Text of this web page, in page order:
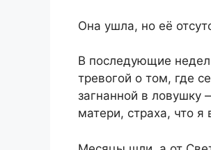
Она ушла, но её
В последующие
тревогой о том, где
загнанной в ловушку
матери, страха, что